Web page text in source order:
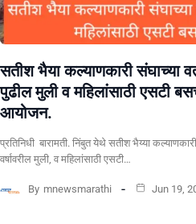
सतीश भैया कल्याणकारी संघाच्या
पुढील मुली व महिलांसाठी एसटी
आयोजन.
प्रतिनिधी बारामती. निंबुत येथे सतीश भैय्या
वर्षावरील मुली, व महिलांसाठी एसटी…
By mnewsmarathi Jun 19,